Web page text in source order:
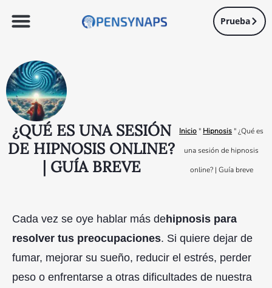
Prueba
¿QUÉ ES UNA SESIÓN
DE HIPNOSIS ONLINE?
| GUÍA BREVE
Inicio" Hipnosis"¿Qué es
una sesión de hipnosis
online? | Guía breve
Cada vez se oye hablar más dehipnosis para
resolver tus preocupaciones. Si quiere dejar de
fumar, mejorar su sueño, reducir el estrés, perder
peso o enfrentarse a otras dificultades de nuestra